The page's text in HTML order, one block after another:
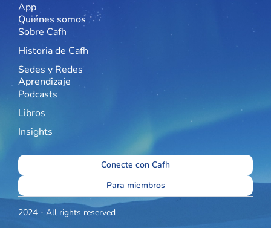
App
Quiénes somos
Sobre Cafh
Historia de Cafh
Sedes y Redes
Aprendizaje
Podcasts
Libros
Insights
Conecte con Cafh
Para miembros
2024 - All rights reserved